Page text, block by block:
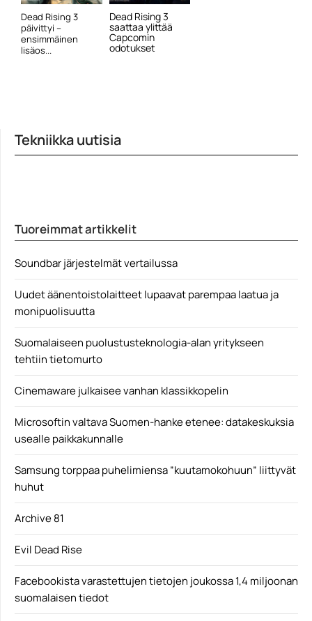
Dead Rising 3
päivittyi –
ensimmäinen
lisäos...
Dead Rising 3
saattaa ylittää
Capcomin
odotukset
Tekniikka uutisia
Tuoreimmat artikkelit
Soundbar järjestelmät vertailussa
Uudet äänentoistolaitteet lupaavat parempaa laatua ja
monipuolisuutta
Suomalaiseen puolustusteknologia-alan yritykseen
tehtiin tietomurto
Cinemaware julkaisee vanhan klassikkopelin
Microsoftin valtava Suomen-hanke etenee: datakeskuksia
usealle paikkakunnalle
Samsung torppaa puhelimiensa ”kuutamokohuun” liittyvät
huhut
Archive 81
Evil Dead Rise
Facebookista varastettujen tietojen joukossa 1,4 miljoonan
suomalaisen tiedot